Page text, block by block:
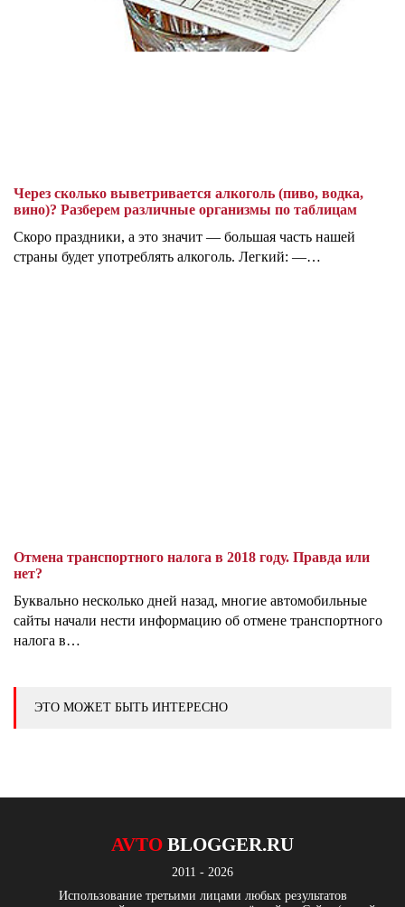
Через сколько выветривается алкоголь (пиво, водка,
вино)? Разберем различные организмы по таблицам
Скоро праздники, а это значит — большая часть нашей
страны будет употреблять алкоголь. Легкий: —…
Отмена транспортного налога в 2018 году. Правда или
нет?
Буквально несколько дней назад, многие автомобильные
сайты начали нести информацию об отмене транспортного
налога в…
ЭТО МОЖЕТ БЫТЬ ИНТЕРЕСНО
AVTO BLOGGER.RU
2011 - 2026
Использование третьими лицами любых результатов